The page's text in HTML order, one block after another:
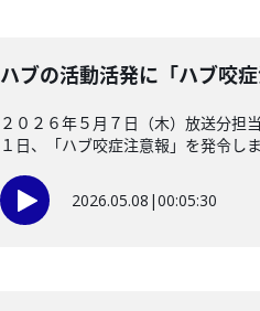
ハブの活動活発に「ハブ咬
２０２６年５月７日（木）放送分担
１日、「ハブ咬症注意報」を発令し
2026.05.08 |00:05:30